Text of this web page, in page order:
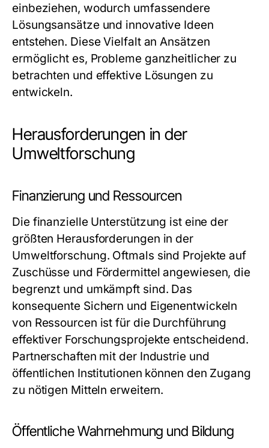
einbeziehen, wodurch umfassendere
Lösungsansätze und innovative Ideen
entstehen. Diese Vielfalt an Ansätzen
ermöglicht es, Probleme ganzheitlicher zu
betrachten und effektive Lösungen zu
entwickeln.
Herausforderungen in der
Umweltforschung
Finanzierung und Ressourcen
Die finanzielle Unterstützung ist eine der
größten Herausforderungen in der
Umweltforschung. Oftmals sind Projekte auf
Zuschüsse und Fördermittel angewiesen, die
begrenzt und umkämpft sind. Das
konsequente Sichern und Eigenentwickeln
von Ressourcen ist für die Durchführung
effektiver Forschungsprojekte entscheidend.
Partnerschaften mit der Industrie und
öffentlichen Institutionen können den Zugang
zu nötigen Mitteln erweitern.
Öffentliche Wahrnehmung und Bildung